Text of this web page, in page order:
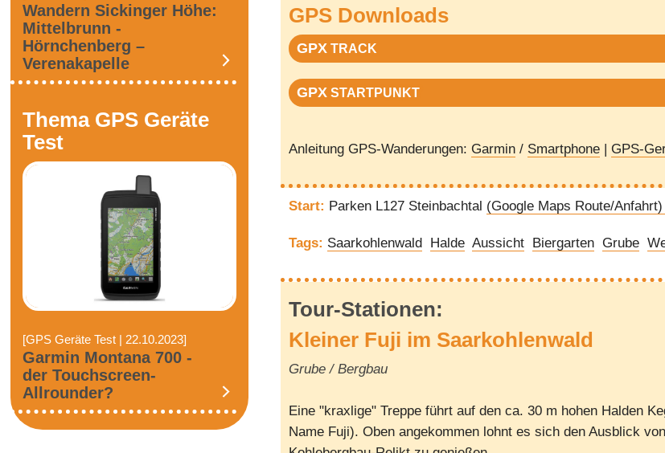
GPS Downloads
GPX TRACK
GPX STARTPUNKT
Anleitung GPS-Wanderungen: Garmin / Smartphone | GPS-
Start: Parken L127 Steinbachtal (Google Maps Route/Anfahrt)
Tags: Saarkohlenwald Halde Aussicht Biergarten Grube
Tour-Stationen:
Kleiner Fuji im Saarkohlenwald
Grube / Bergbau
Eine "kraxlige" Treppe führt auf den ca. 30 m hohen Halden
Name Fuji). Oben angekommen lohnt es sich den Ausblick
Wandern Sickinger Höhe:
Mittelbrunn -
Hörnchenberg –
Verenakapelle
Thema GPS Geräte
Test
[GPS Geräte Test | 22.10.2023]
Garmin Montana 700 -
der Touchscreen-
Allrounder?